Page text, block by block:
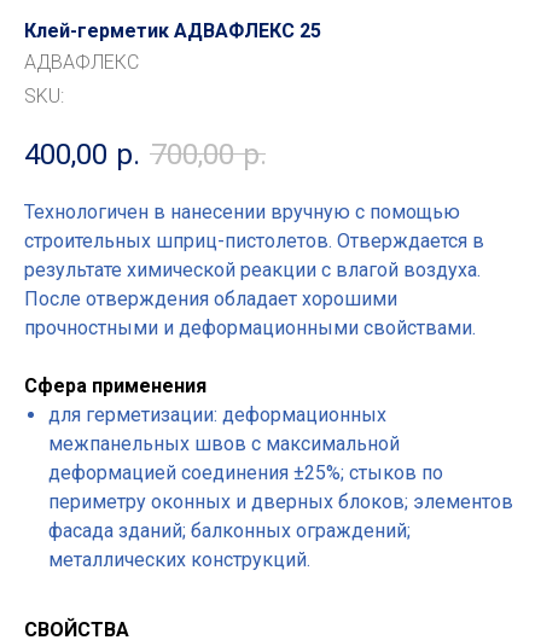
Клей-герметик АДВАФЛЕКС 25
АДВАФЛЕКС
SKU:
400,00 р. 700,00 р.
Технологичен в нанесении вручную с помощью
строительных шприц-пистолетов. Отверждается в
результате химической реакции с влагой воздуха.
После отверждения обладает хорошими
прочностными и деформационными свойствами.
Сфера применения
для герметизации: деформационных
межпанельных швов с максимальной
деформацией соединения ±25%; стыков по
периметру оконных и дверных блоков; элементов
фасада зданий; балконных ограждений;
металлических конструкций.
СВОЙСТВА